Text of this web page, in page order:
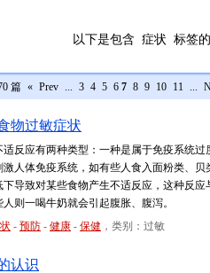
以下是包含 症状 标签
篇 « Prev ... 3 4 5 6 7 8 9 10 11 ...
物过敏症状
反应有两种类型：一种是属于免疫系统
人体免疫系统，如有些人食入面粉类、
导致对某些食物产生不适反应，这种反
则一喝牛奶就会引起腹胀、腹泻。
- 预防 - 健康 - 保健 ，类别：过敏
认识